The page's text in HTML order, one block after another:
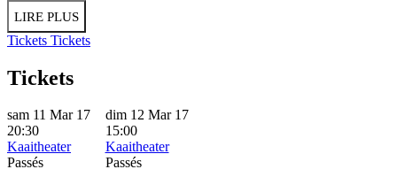
LIRE PLUS
Tickets Tickets
Tickets
sam 11 Mar 17
20:30
Kaaitheater
Passés
dim 12 Mar 17
15:00
Kaaitheater
Passés